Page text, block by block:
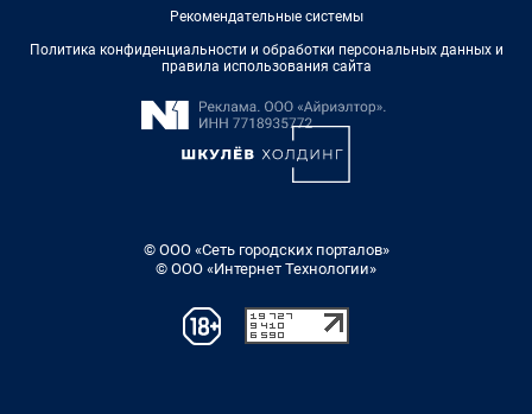
Рекомендательные системы
Политика конфиденциальности и обработки персональных данных и
правила использования сайта
© ООО «Сеть городских порталов»
© ООО «Интернет Технологии»